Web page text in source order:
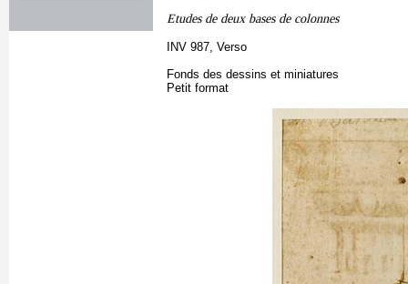
Etudes de deux bases de colonnes
INV 987, Verso
Fonds des dessins et miniatures
Petit format